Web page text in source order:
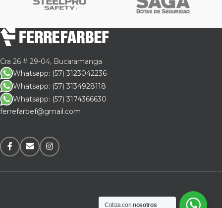
Cra 26 # 29-04, Bucaramanga
Whatsapp: (57) 3123042236
Whatsapp: (57) 3134928118
Whatsapp: (57) 3174366630
ferrefarbef@gmail.com
Cotiza connosotros